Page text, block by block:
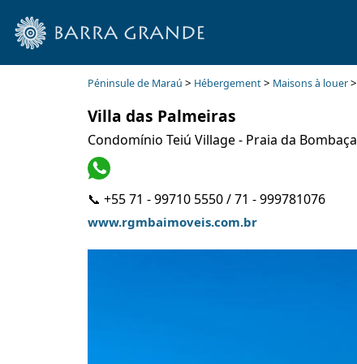
Péninsule de Maraú > Hébergement> Maisons à louer>
Villa das Palmeiras
Condomínio Teiú Village - Praia da Bombaça
📞 +55 71 - 99710 5550 / 71 - 999781076
www.rgmbaimoveis.com.br